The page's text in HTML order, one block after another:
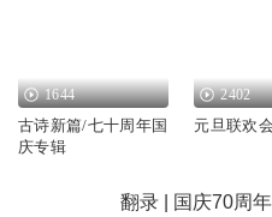
1644
古诗新篇/七十周年国
庆专辑
2402
元旦联欢会
翻录 | 国庆70周